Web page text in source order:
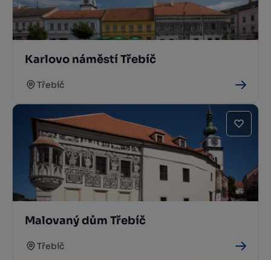
Karlovo náměstí Třebíč
Třebíč
Malovaný dům Třebíč
Třebíč